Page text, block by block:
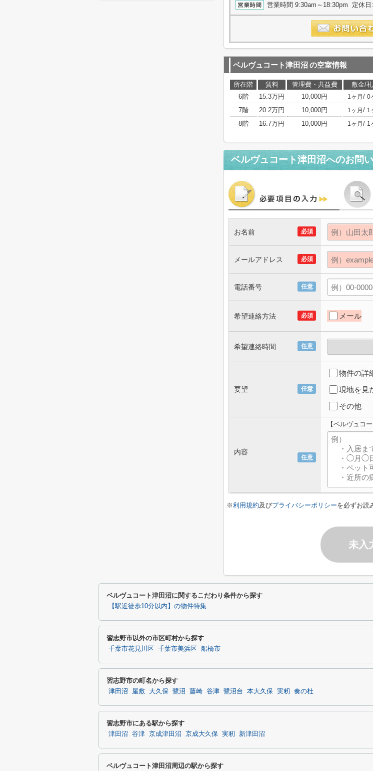
営業時間 9:30am～18:30pm 定休日
ベルヴュコート津田沼の空室情報
所在階 賃料 管理費・共益費 敷金/
6階
15.3万円 10,000円 1ヶ月 / 0
7階
20.2万円 10,000円 1ヶ月 / 1
8階
16.7万円 10,000円 1ヶ月 / 1
ベルヴュコート津田沼へのお問
必須
お名前
必須
メールアドレス
任意
電話番号
必須
希望連絡方法 メール
任意
希望連絡時間
任意
要望
物件の詳
現地を見
その他
任意
内容
【ベルヴュコ
※利用規約及びプライバシーポリシーを必ずお読
未入
ベルヴュコート津田沼に関するこだわり条件から探す
【駅近徒歩10分以内】の物件特集
習志野市以外の市区町村から探す
千葉市花見川区 千葉市美浜区 船橋市
習志野市の町名から探す
津田沼 屋敷 大久保 鷺沼 藤崎 谷津 鷺沼台 本大久保 実籾 奏の杜
習志野市にある駅から探す
津田沼 谷津 京成津田沼 京成大久保 実籾 新津田沼
ベルヴュコート津田沼周辺の駅から探す